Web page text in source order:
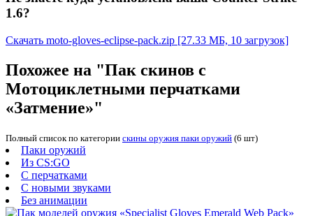
1.6?
Скачать moto-gloves-eclipse-pack.zip [27.33 МБ, 10 загрузок]
Похожее на "Пак скинов с
Мотоциклетными перчатками
«Затмение»"
Полный список по категории скины оружия паки оружий (6 шт)
Паки оружий
Из CS:GO
С перчатками
С новыми звуками
Без анимации